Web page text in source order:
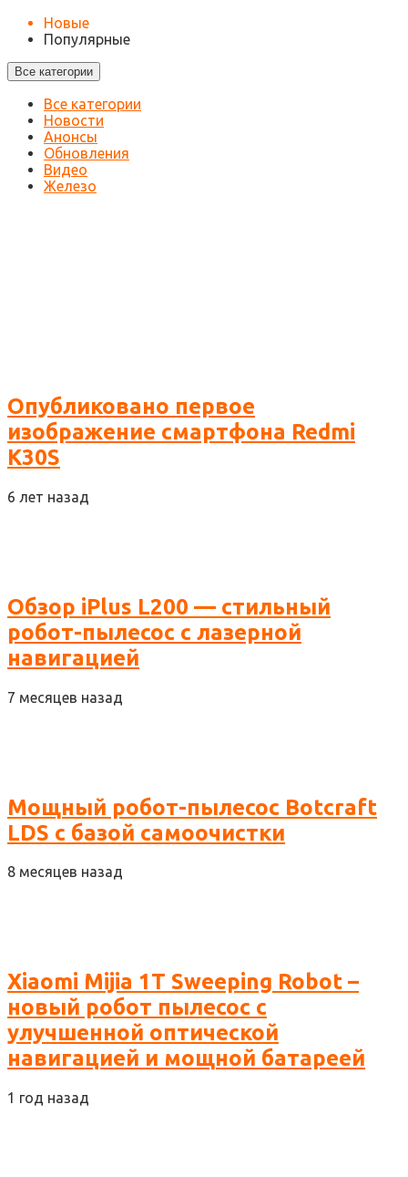
Новые
Популярные
Все категории
Все категории
Новости
Анонсы
Обновления
Видео
Железо
Опубликовано первое
изображение смартфона Redmi
K30S
6 лет назад
Обзор iPlus L200 — стильный
робот-пылесос с лазерной
навигацией
7 месяцев назад
Мощный робот-пылесос Botcraft
LDS с базой самоочистки
8 месяцев назад
Xiaomi Mijia 1T Sweeping Robot –
новый робот пылесос с
улучшенной оптической
навигацией и мощной батареей
1 год назад